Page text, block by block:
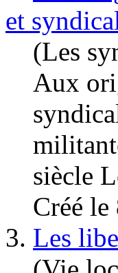
et
(Les
Aux
siècle
Créé le
3. Les